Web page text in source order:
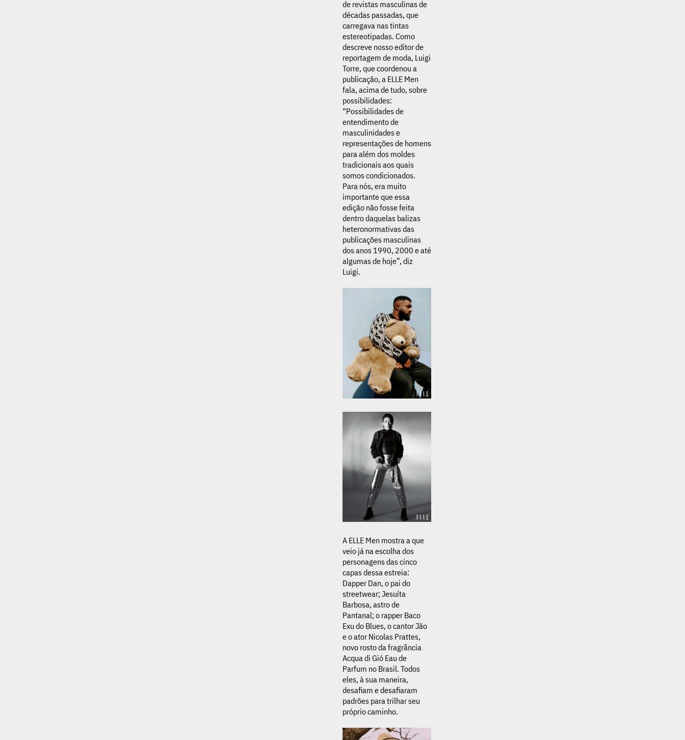
de revistas masculinas de
décadas passadas, que
carregava nas tintas
estereotipadas. Como
descreve nosso editor de
reportagem de moda, Luigi
Torre, que coordenou a
publicação, a ELLE Men
fala, acima de tudo, sobre
possibilidades:
“Possibilidades de
entendimento de
masculinidades e
representações de homens
para além dos moldes
tradicionais aos quais
somos condicionados.
Para nós, era muito
importante que essa
edição não fosse feita
dentro daquelas balizas
heteronormativas das
publicações masculinas
dos anos 1990, 2000 e até
algumas de hoje”, diz
Luigi.
A ELLE Men mostra a que
veio já na escolha dos
personagens das cinco
capas dessa estreia:
Dapper Dan, o pai do
streetwear; Jesuíta
Barbosa, astro de
Pantanal; o rapper Baco
Exu do Blues, o cantor Jão
e o ator Nicolas Prattes,
novo rosto da fragrância
Acqua di Gió Eau de
Parfum no Brasil. Todos
eles, à sua maneira,
desafiam e desafiaram
padrões para trilhar seu
próprio caminho.